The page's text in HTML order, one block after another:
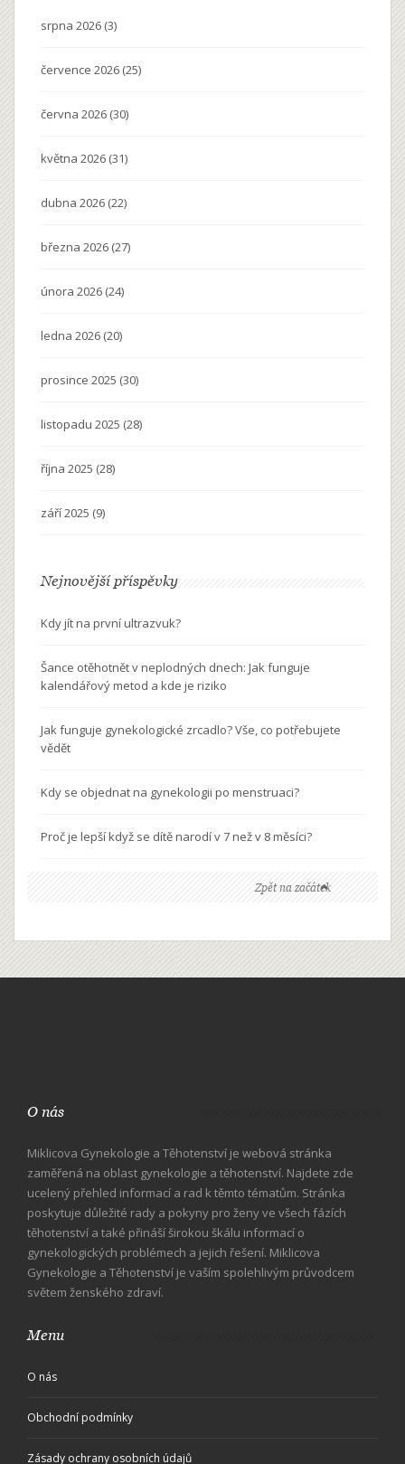
srpna 2026 (3)
července 2026 (25)
června 2026 (30)
května 2026 (31)
dubna 2026 (22)
března 2026 (27)
února 2026 (24)
ledna 2026 (20)
prosince 2025 (30)
listopadu 2025 (28)
října 2025 (28)
září 2025 (9)
Nejnovější příspěvky
Kdy jít na první ultrazvuk?
Šance otěhotnět v neplodných dnech: Jak funguje
kalendářový metod a kde je riziko
Jak funguje gynekologické zrcadlo? Vše, co potřebujete
vědět
Kdy se objednat na gynekologii po menstruaci?
Proč je lepší když se dítě narodí v 7 než v 8 měsíci?
Zpět na začátek
O nás
Miklicova Gynekologie a Těhotenství je webová stránka
zaměřená na oblast gynekologie a těhotenství. Najdete zde
ucelený přehled informací a rad k těmto tématům. Stránka
poskytuje důležité rady a pokyny pro ženy ve všech fázích
těhotenství a také přináší širokou škálu informací o
gynekologických problémech a jejich řešení. Miklicova
Gynekologie a Těhotenství je vaším spolehlivým průvodcem
světem ženského zdraví.
Menu
O nás
Obchodní podmínky
Zásady ochrany osobních údajů